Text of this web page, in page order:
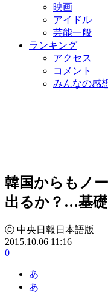
映画
アイドル
芸能一般
ランキング
アクセス
コメント
みんなの感
韓国からもノ
出るか？…基礎
ⓒ 中央日報日本語版
2015.10.06 11:16
0
あ
あ